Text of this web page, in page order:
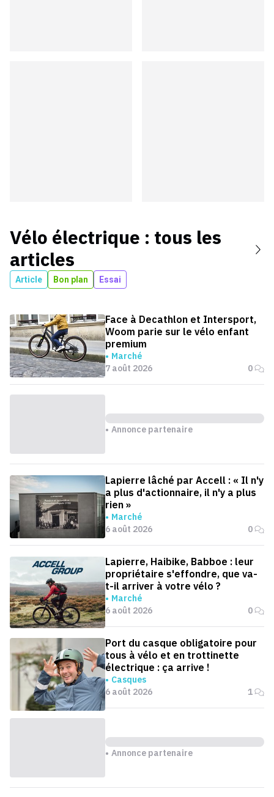
Vélo électrique : tous les
articles
Article Bon plan Essai
Face à Decathlon et Intersport,
Woom parie sur le vélo enfant
premium
Marché
7 août 2026
0
Annonce partenaire
Lapierre lâché par Accell : « Il n'y
a plus d'actionnaire, il n'y a plus
rien »
Marché
6 août 2026
0
Lapierre, Haibike, Babboe : leur
propriétaire s'effondre, que va-
t-il arriver à votre vélo ?
Marché
6 août 2026
0
Port du casque obligatoire pour
tous à vélo et en trottinette
électrique : ça arrive !
Casques
6 août 2026
1
Annonce partenaire